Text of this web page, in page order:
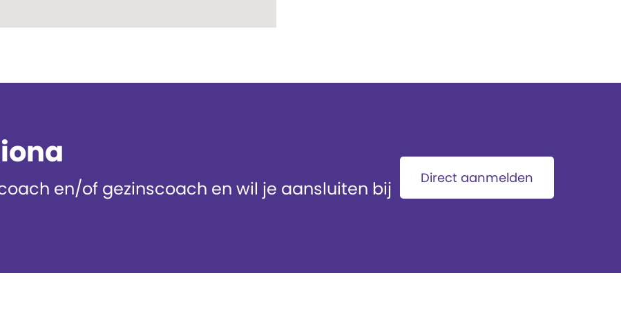
en/of gezinscoach en wil je aansluiten bij
Direct aanmelden